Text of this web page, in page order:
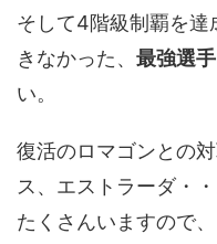
そして4階級制覇を達
きなかった、 最強選手
い。
復活のロマゴンとの
ス、エストラーダ・
たくさんいますので